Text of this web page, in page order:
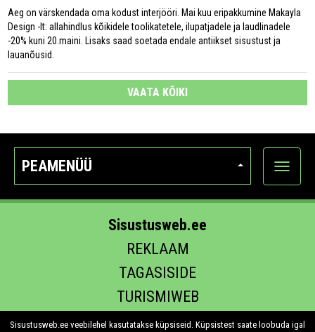
Aeg on värskendada oma kodust interjööri. Mai kuu eripakkumine Makayla
Design -lt: allahindlus kõikidele toolikatetele, ilupatjadele ja laudlinadele
-20% kuni 20.maini. Lisaks saad soetada endale antiikset sisustust ja
lauanõusid.
VAATA KÕIKI
PEAMENÜÜ
Ava
Sisustusweb.ee
REKLAAM
TAGASISIDE
TURISMIWEB
EHITUS.EE
Sisustusweb.ee veebilehel kasutatakse küpsiseid. Küpsistest saate loobuda igal